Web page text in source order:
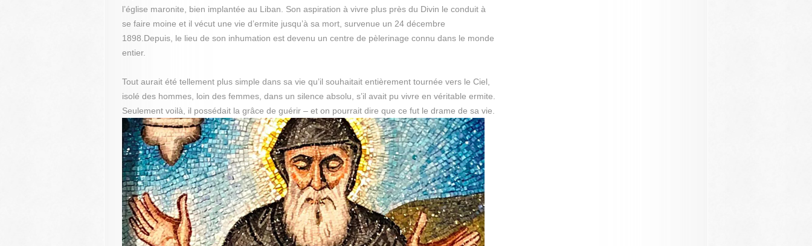
l’église maronite, bien implantée au Liban. Son aspiration à vivre plus près du Divin le conduit à
se faire moine et il vécut une vie d’ermite jusqu’à sa mort, survenue un 24 décembre
1898.Depuis, le lieu de son inhumation est devenu un centre de pèlerinage connu dans le monde
entier.
Tout aurait été tellement plus simple dans sa vie qu’il souhaitait entièrement tournée vers le Ciel,
isolé des hommes, loin des femmes, dans un silence absolu, s’il avait pu vivre en véritable ermite.
Seulement voilà, il possédait la grâce de guérir – et on pourrait dire que ce fut le drame de sa vie.